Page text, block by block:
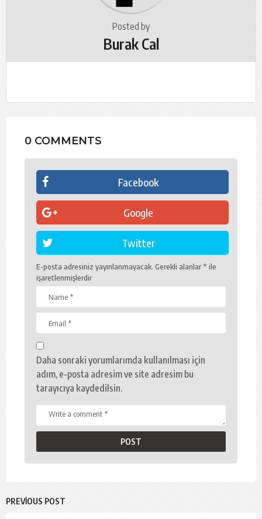
Posted by
Burak Cal
0 COMMENTS
Facebook
Google
Twitter
E-posta adresiniz yayınlanmayacak. Gerekli alanlar* ile
işaretlenmişlerdir
Daha sonraki yorumlarımda kullanılması için
adım, e-posta adresim ve site adresim bu
tarayıcıya kaydedilsin.
PREVIOUS POST